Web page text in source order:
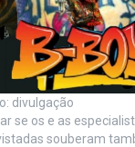
divulgação
se os e as
souberam